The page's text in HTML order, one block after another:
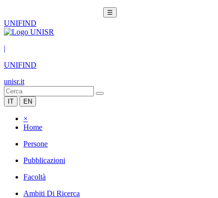
☰
UNIFIND
|
UNIFIND
unisr.it
IT EN
×
Home
Persone
Pubblicazioni
Facoltà
Ambiti Di Ricerca